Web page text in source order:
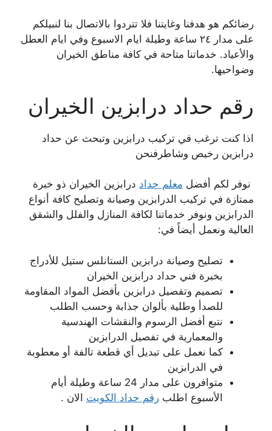
رضائكم هو هدفنا وغايتنا فلا تتردوا بالاتصال بنا لنبيلكم
على مدار ٢٤ ساعة وطيلة ايام الاسبوع وفي ايام العطل
والأعياد. خدماتنا متاحة في كافة مناطق الخيران
وضواحيها.
رقم حداد درابزين الخيران
اذا كنت ترغب في تركيب درابزين وتبحث عن حداد
درابزين رخيص وشاطرفنحن
نوفر لكم أفضل معلم حداد درابزين الخيران ذو خبرة
ممتازة في تركيب الدرابزين وصيانة وتصليح كافة أنواع
الدرابزين ونوفر خدماتنا لكافة المنازل والفلل والشقق
العالية ونعمل أيضاً في:
تصليح وصيانة درابزين الستانلس ستيل للأدراج
بخبرة فني حداد درابزين الخيران
تصميم وتفصيل درابزين بأفضل المواد المقاومة
للصدأ وطلية بألوان جذابة وحسب الطلب
نتبع أفضل الرسوم والنقشات الهندسية
والمعمارية في تفصيل الدرابزين
كما نعمل على تبديل أي قطعة تالفة أو معطوبة
في الدرابزين
متوافرون على مدار 24 ساعة وطيلة أيام
الأسبوع اطلب رقم حداد الكويت الان .